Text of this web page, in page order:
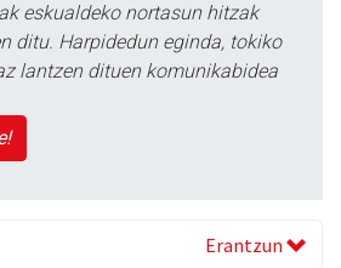
eskualdeko nortasun hitzak
ditu. Harpidedun eginda, tokiko
lantzen dituen komunikabidea
Erantzun